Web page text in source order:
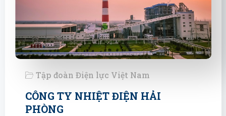
Tập đoàn Điện lực Việt Nam
CÔNG TY NHIỆT ĐIỆN HẢI
PHÒNG